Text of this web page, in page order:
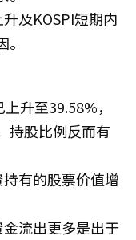
及KOSPI短期内
升至39.58%，
持股比例反而有
有的股票价值增
流出更多是出于